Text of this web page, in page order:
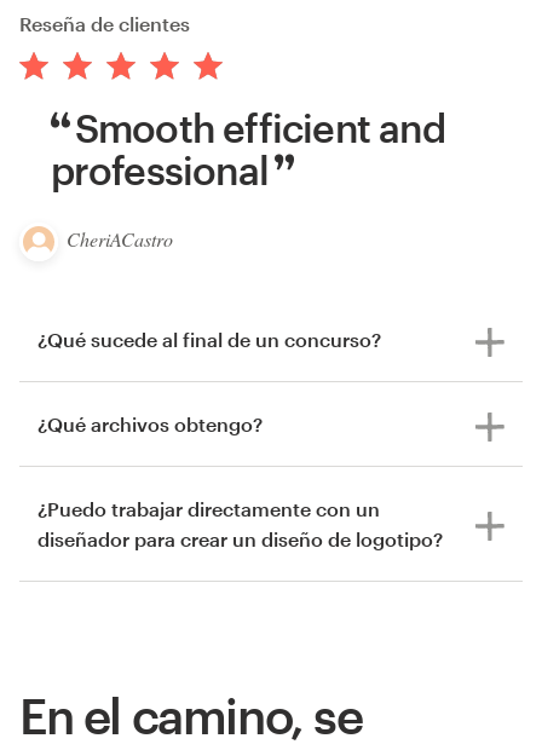
Reseña de clientes
Smooth efficient and
professional
CheriACastro
¿Qué sucede al final de un concurso?
¿Qué archivos obtengo?
¿Puedo trabajar directamente con un
diseñador para crear un diseño de logotipo?
En el camino, se